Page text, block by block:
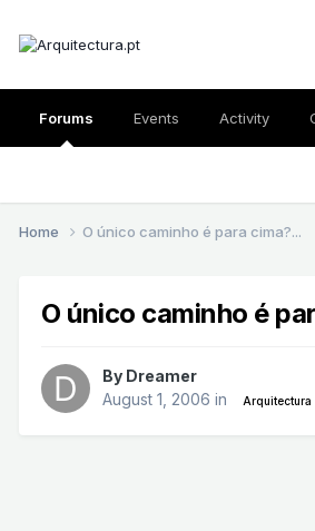
Forums Events Activity
Home O único caminho é para cima?...
O único caminho é
By Dreamer
August 1, 2006 in Arquitectura